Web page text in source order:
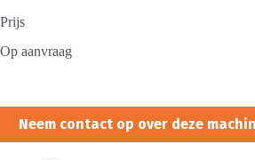
Prijs
Op aanvraag
Neem contact op over deze